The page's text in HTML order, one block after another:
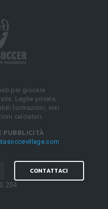
per giocare
Leghe private,
formazioni, voti
calciatori.
PUBBLICITÀ
CONTATTACI